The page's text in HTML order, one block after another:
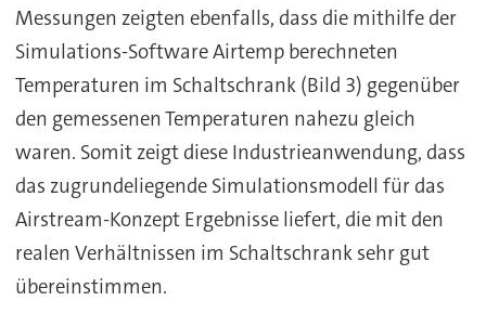
Messungen zeigten ebenfalls, dass die mithilfe der
Simulations-Software Airtemp berechneten
Temperaturen im Schaltschrank (Bild 3) gegenüber
den gemessenen Temperaturen nahezu gleich
waren. Somit zeigt diese Industrieanwendung, dass
das zugrundeliegende Simulationsmodell für das
Airstream-Konzept Ergebnisse liefert, die mit den
realen Verhältnissen im Schaltschrank sehr gut
übereinstimmen.